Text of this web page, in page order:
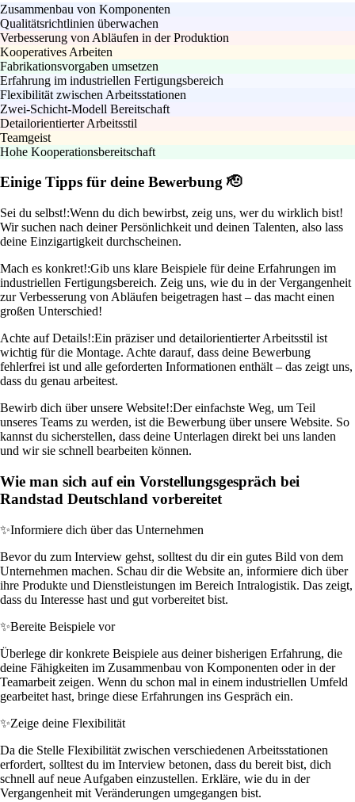
Zusammenbau von Komponenten
Qualitätsrichtlinien überwachen
Verbesserung von Abläufen in der Produktion
Kooperatives Arbeiten
Fabrikationsvorgaben umsetzen
Erfahrung im industriellen Fertigungsbereich
Flexibilität zwischen Arbeitsstationen
Zwei-Schicht-Modell Bereitschaft
Detailorientierter Arbeitsstil
Teamgeist
Hohe Kooperationsbereitschaft
Einige Tipps für deine Bewerbung 🫡
Sei du selbst!:Wenn du dich bewirbst, zeig uns, wer du wirklich bist!
Wir suchen nach deiner Persönlichkeit und deinen Talenten, also lass
deine Einzigartigkeit durchscheinen.
Mach es konkret!:Gib uns klare Beispiele für deine Erfahrungen im
industriellen Fertigungsbereich. Zeig uns, wie du in der Vergangenheit
zur Verbesserung von Abläufen beigetragen hast – das macht einen
großen Unterschied!
Achte auf Details!:Ein präziser und detailorientierter Arbeitsstil ist
wichtig für die Montage. Achte darauf, dass deine Bewerbung
fehlerfrei ist und alle geforderten Informationen enthält – das zeigt uns,
dass du genau arbeitest.
Bewirb dich über unsere Website!:Der einfachste Weg, um Teil
unseres Teams zu werden, ist die Bewerbung über unsere Website. So
kannst du sicherstellen, dass deine Unterlagen direkt bei uns landen
und wir sie schnell bearbeiten können.
Wie man sich auf ein Vorstellungsgespräch bei
Randstad Deutschland vorbereitet
✨Informiere dich über das Unternehmen
Bevor du zum Interview gehst, solltest du dir ein gutes Bild von dem
Unternehmen machen. Schau dir die Website an, informiere dich über
ihre Produkte und Dienstleistungen im Bereich Intralogistik. Das zeigt,
dass du Interesse hast und gut vorbereitet bist.
✨Bereite Beispiele vor
Überlege dir konkrete Beispiele aus deiner bisherigen Erfahrung, die
deine Fähigkeiten im Zusammenbau von Komponenten oder in der
Teamarbeit zeigen. Wenn du schon mal in einem industriellen Umfeld
gearbeitet hast, bringe diese Erfahrungen ins Gespräch ein.
✨Zeige deine Flexibilität
Da die Stelle Flexibilität zwischen verschiedenen Arbeitsstationen
erfordert, solltest du im Interview betonen, dass du bereit bist, dich
schnell auf neue Aufgaben einzustellen. Erkläre, wie du in der
Vergangenheit mit Veränderungen umgegangen bist.